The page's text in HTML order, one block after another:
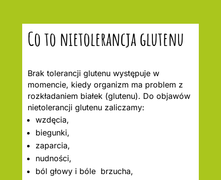
Co to nietolerancja glutenu
Brak tolerancji glutenu występuje w
momencie, kiedy organizm ma problem z
rozkładaniem białek (glutenu). Do objawów
nietolerancji glutenu zaliczamy:
wzdęcia,
biegunki,
zaparcia,
nudności,
ból głowy i bóle brzucha,